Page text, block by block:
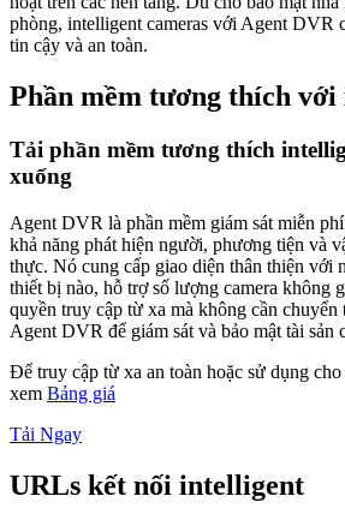
phòng, intelligent cameras với Agent DVR
tin cậy và an toàn.
Phần mềm tương thích
Tải phần mềm tương thích
xuống
Agent DVR là phần mềm giám sát miễn
khả năng phát hiện người, phương tiện và
thực. Nó cung cấp giao diện thân thiện với
thiết bị nào, hỗ trợ số lượng camera không
quyền truy cập từ xa mà không cần
Agent DVR để giám sát và bảo mật tài sản
Để truy cập từ xa an toàn hoặc sử dụng
xem Bảng giá
Tải Ngay
URLs kết nối intelligent